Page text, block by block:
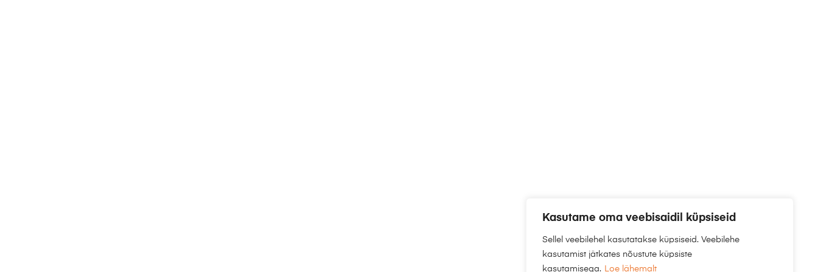
Kasutame oma veebisaidil küpsiseid
Sellel veebilehel kasutatakse küpsiseid. Veebilehe
kasutamist jätkates nõustute küpsiste
kasutamisega. Loe lähemalt